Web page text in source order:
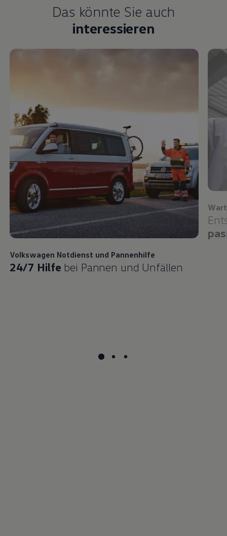
Das könnte Sie auch
interessieren
Volkswagen Notdienst und Pannenhilfe
24/7 Hilfe bei Pannen und Unfällen